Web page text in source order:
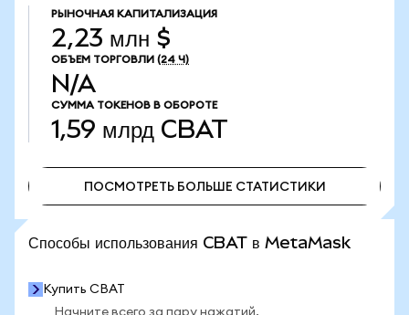
РЫНОЧНАЯ КАПИТАЛИЗАЦИЯ
2,23 млн $
ОБЪЕМ ТОРГОВЛИ (24 Ч)
N/A
СУММА ТОКЕНОВ В ОБОРОТЕ
1,59 млрд CBAT
ПОСМОТРЕТЬ БОЛЬШЕ СТАТИСТИКИ
Способы использования CBAT в MetaMask
Купить CBAT
Начните всего за пару нажатий.